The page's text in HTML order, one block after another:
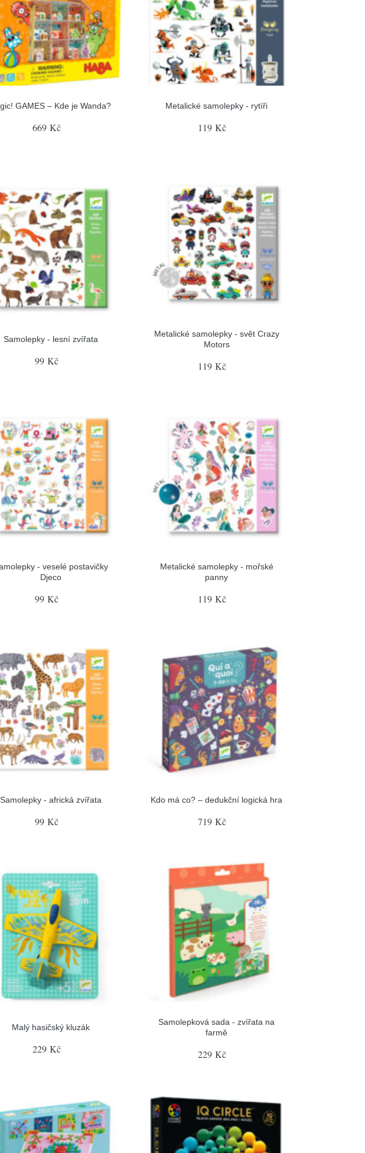
GAMES – Kde je Wanda?
669 Kč
Metalické samolepky - rytíři
119 Kč
Samolepky - lesní zvířata
99 Kč
Metalické samolepky - svět Crazy
Motors
119 Kč
- veselé postavičky
Djeco
99 Kč
Metalické samolepky - mořské
panny
119 Kč
Samolepky - africká zvířata
99 Kč
Kdo má co? – dedukční logická hra
719 Kč
Malý hasičský kluzák
229 Kč
Samolepková sada - zvířata na
farmě
229 Kč